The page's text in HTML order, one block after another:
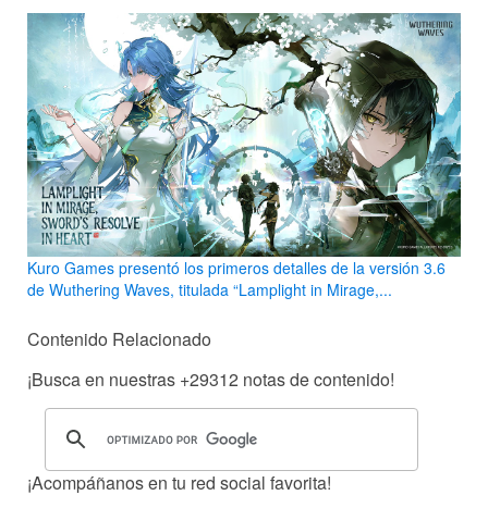
Kuro Games presentó los primeros detalles de la versión 3.6
de Wuthering Waves, titulada “Lamplight in Mirage,...
Contenido Relacionado
¡Busca en nuestras +29312 notas de contenido!
¡Acompáñanos en tu red social favorita!